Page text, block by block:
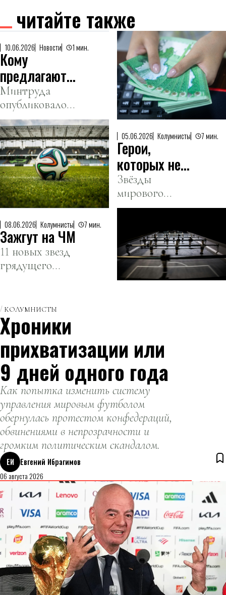
читайте также
10.06.2026 Новости 1 мин.
Кому
предлагают
самые
высокие
зарплаты в
Казахстане
Минтруда
опубликовало
данные за май
05.06.2026 Колумнисты 7 мин.
Герои,
которых не
будет на
Кубке мира
(часть 2)
Звёзды
мирового
футбола,
главного
турнира
08.06.2026 Колумнисты 7 мин.
Зажгут на ЧМ
11 новых звезд
грядущего
КОЛУМНИСТЫ
Хроники
прихватизации или
9 дней одного года
Как попытка изменить систему
управления мировым футболом
обернулась протестом конфедераций,
обвинениями в непрозрачности и
громким политическим скандалом.
ЕИ
Евгений Ибрагимов
06 августа 2026